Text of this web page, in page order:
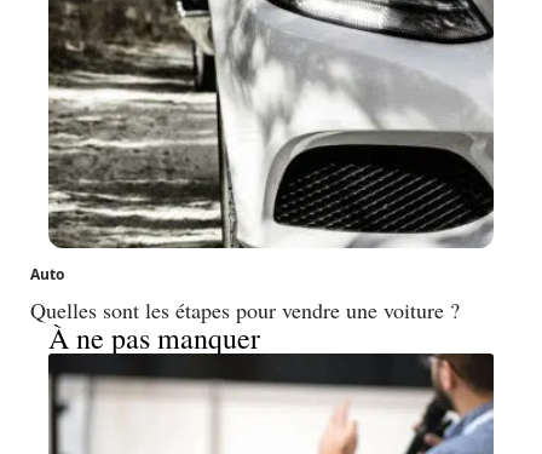
Auto
Quelles sont les étapes pour vendre une voiture ?
À ne pas manquer